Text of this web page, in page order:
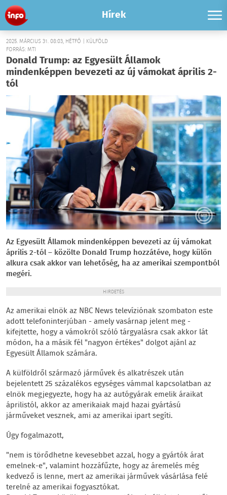
Hírek
2025. MÁRCIUS 31. 08:03, HÉTFŐ | KÜLFÖLD
FORRÁS: MTI
Donald Trump: az Egyesült Államok
mindenképpen bevezeti az új vámokat április 2-
tól
Az Egyesült Államok mindenképpen bevezeti az új vámokat
április 2-tól – közölte Donald Trump hozzátéve, hogy külön
alkura csak akkor van lehetőség, ha az amerikai szempontból
megéri.
HIRDETÉS
Az amerikai elnök az NBC News televíziónak szombaton este
adott telefoninterjúban - amely vasárnap jelent meg -
kifejtette, hogy a vámokról szóló tárgyalásra csak akkor lát
módon, ha a másik fél "nagyon értékes" dolgot ajánl az
Egyesült Államok számára.
A külföldről származó járművek és alkatrészek után
bejelentett 25 százalékos egységes vámmal kapcsolatban az
elnök megjegyezte, hogy ha az autógyárak emelik áraikat
áprilistól, akkor az amerikaiak majd hazai gyártású
járműveket vesznek, ami az amerikai ipart segíti.
Úgy fogalmazott,
"nem is törődhetne kevesebbet azzal, hogy a gyártók árat
emelnek-e", valamint hozzáfűzte, hogy az áremelés még
kedvező is lenne, mert az amerikai járművek vásárlása felé
terelné az amerikai fogyasztókat.